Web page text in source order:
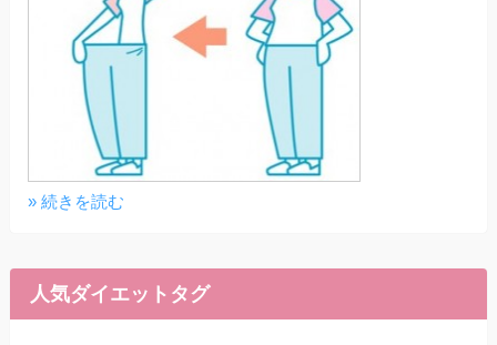
» 続きを読む
人気ダイエットタグ